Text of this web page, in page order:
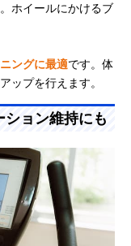
ホイールにかけるブ
ングに最適です。体
ップを行えます。
ション維持にも